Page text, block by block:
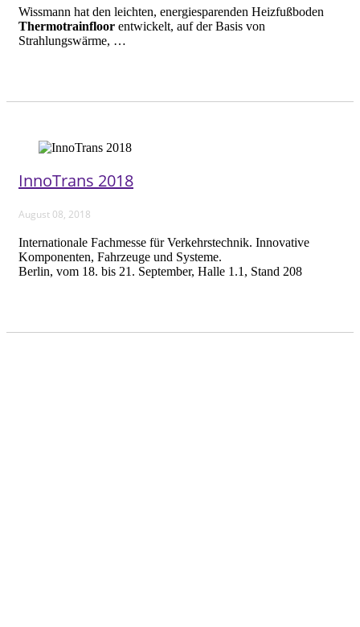
Wissmann hat den leichten, energiesparenden Heizfußboden
Thermotrainfloor entwickelt, auf der Basis von
Strahlungswärme, …
InnoTrans 2018
August 08, 2018
Internationale Fachmesse für Verkehrstechnik. Innovative
Komponenten, Fahrzeuge und Systeme.
Berlin, vom 18. bis 21. September, Halle 1.1, Stand 208